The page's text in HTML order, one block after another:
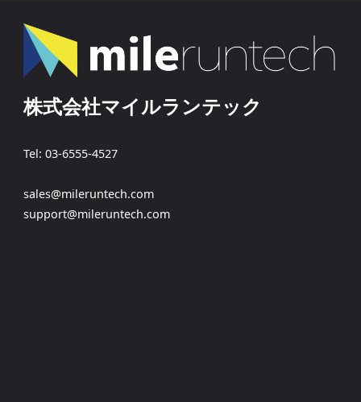
株式会社マイルランテック
Tel: 03-6555-4527
sales@mileruntech.com
support@mileruntech.com